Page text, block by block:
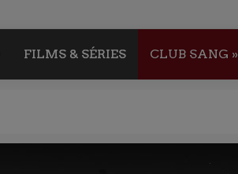
FILMS & SÉRIES CLUB SANG »